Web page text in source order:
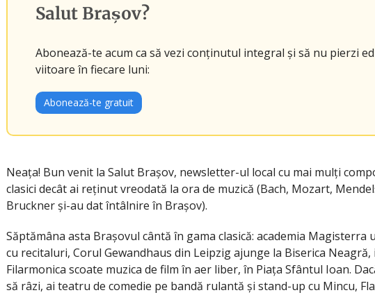
Salut Brașov?
Abonează-te acum ca să vezi conținutul integral și să nu pierzi
viitoare în fiecare luni:
Abonează-te gratuit
Neața! Bun venit la Salut Brașov, newsletter-ul local cu mai mulți
clasici decât ai reținut vreodată la ora de muzică (Bach, Mozart,
Bruckner și-au dat întâlnire în Brașov).
Săptămâna asta Brașovul cântă în gama clasică: academia Magisterra
cu recitaluri, Corul Gewandhaus din Leipzig ajunge la Biserica Neagră,
Filarmonica scoate muzica de film în aer liber, în Piața Sfântul Ioan.
să râzi, ai teatru de comedie pe bandă rulantă și stand-up cu Mincu,